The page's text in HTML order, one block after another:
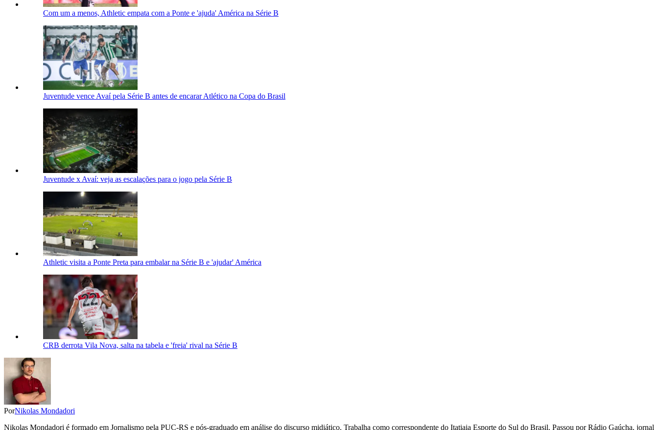
Com um a menos, Athletic empata com a Ponte e 'ajuda' América na Série B
Juventude vence Avaí pela Série B antes de encarar Atlético na Copa do Brasil
Juventude x Avaí: veja as escalações para o jogo pela Série B
Athletic visita a Ponte Preta para embalar na Série B e 'ajudar' América
CRB derrota Vila Nova, salta na tabela e 'freia' rival na Série B
PorNikolas Mondadori
Nikolas Mondadori é formado em Jornalismo pela PUC-RS e pós-graduado em análise do discurso midiático. Trabalha como correspondente do Itatiaia Esporte do Sul do Brasil. Passou por Rádio Gaúcha, jornal